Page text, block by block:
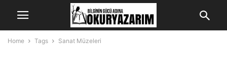
Home Tags Sanat Müzeleri